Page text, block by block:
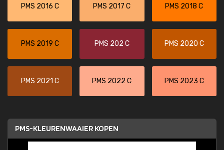
PMS 2016 C PMS 2017 C PMS 2018 C
PMS 2019 C PMS 202 C PMS 2020 C
PMS 2021 C PMS 2022 C PMS 2023 C
PMS-KLEURENWAAIER KOPEN